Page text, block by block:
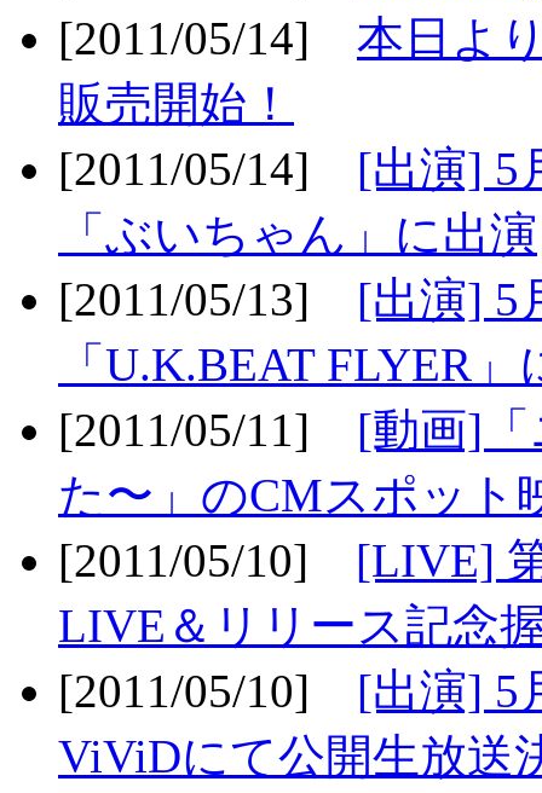
[2011/05/14] 本日よ
販売開始！
[2011/05/14] [出演] 5
「ぶいちゃん」に出演
[2011/05/13] [出演] 5
「U.K.BEAT FLYER
[2011/05/11] [動画]
た〜」のCMスポット
[2011/05/10] [LIVE]
LIVE＆リリース記念
[2011/05/10] [出演] 5
ViViDにて公開生放送